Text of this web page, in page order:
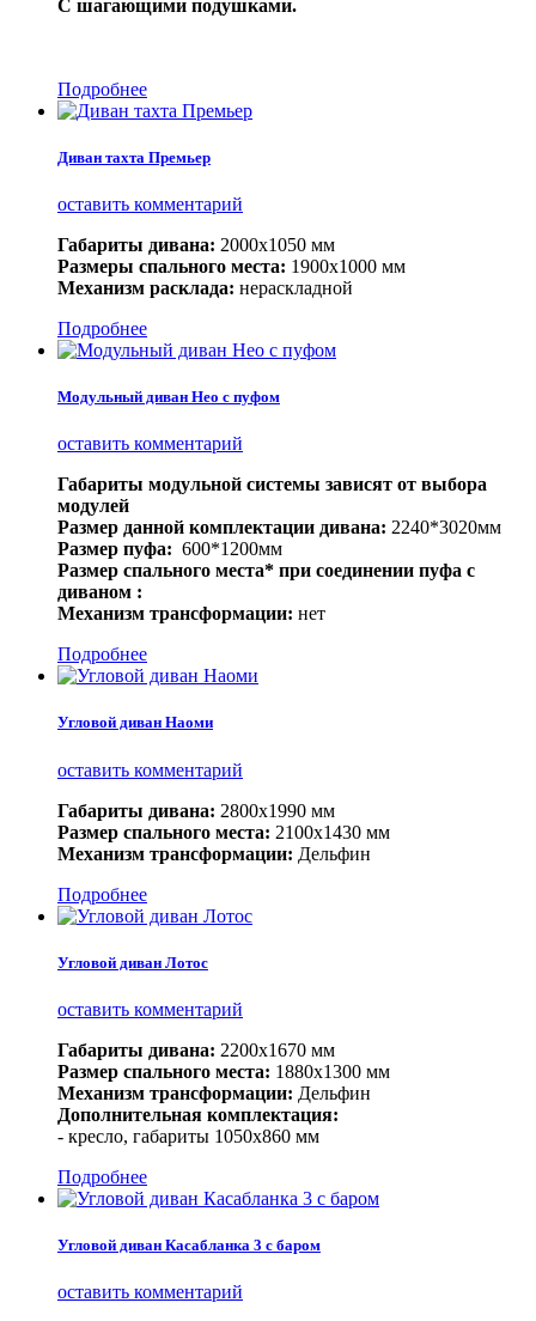
С шагающими подушками.
Подробнее
Диван тахта Премьер
оставить комментарий
Габариты дивана: 2000х1050 мм
Размеры спального места: 1900х1000 мм
Механизм расклада: нераскладной
Подробнее
Модульный диван Нео с пуфом
оставить комментарий
Габариты модульной системы зависят от выбора
модулей
Размер данной комплектации дивана: 2240*3020мм
Размер пуфа: 600*1200мм
Размер спального места* при соединении пуфа с
диваном :
Механизм трансформации: нет
Подробнее
Угловой диван Наоми
оставить комментарий
Габариты дивана: 2800х1990 мм
Размер спального места: 2100х1430 мм
Механизм трансформации: Дельфин
Подробнее
Угловой диван Лотос
оставить комментарий
Габариты дивана: 2200х1670 мм
Размер спального места: 1880х1300 мм
Механизм трансформации: Дельфин
Дополнительная комплектация:
- кресло, габариты 1050х860 мм
Подробнее
Угловой диван Касабланка 3 с баром
оставить комментарий